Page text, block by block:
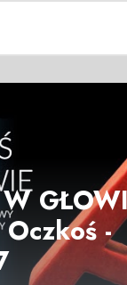
Oczkoś -